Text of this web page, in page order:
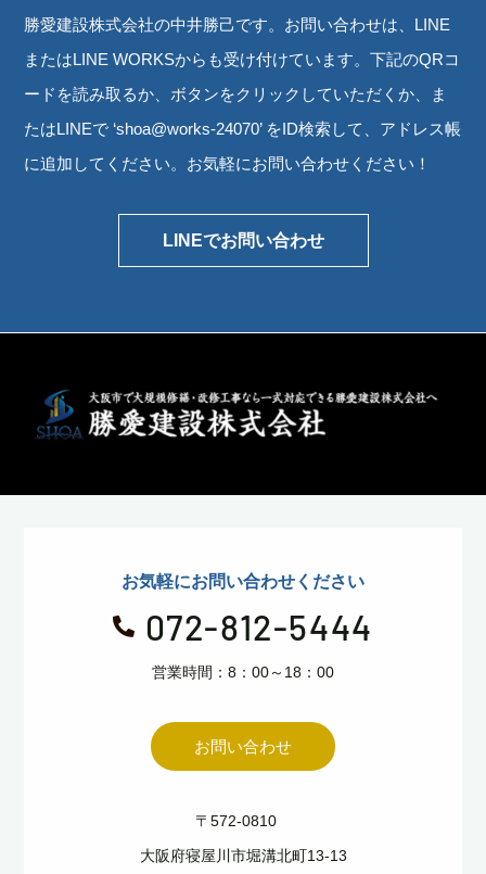
勝愛建設株式会社の中井勝己です。お問い合わせは、LINE
またはLINE WORKSからも受け付けています。下記のQRコ
ードを読み取るか、ボタンをクリックしていただくか、ま
たはLINEで ‘shoa@works-24070’ をID検索して、アドレス帳
に追加してください。お気軽にお問い合わせください！
LINEでお問い合わせ
お気軽にお問い合わせください
 072-812-5444
営業時間：8：00～18：00
お問い合わせ
〒572-0810
大阪府寝屋川市堀溝北町13-13